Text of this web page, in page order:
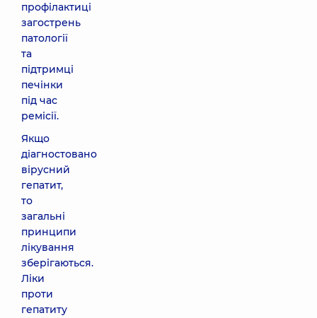
профілактиці
загострень
патології
та
підтримці
печінки
під час
ремісії.
Якщо
діагностовано
вірусний
гепатит,
то
загальні
принципи
лікування
зберігаються.
Ліки
проти
гепатиту